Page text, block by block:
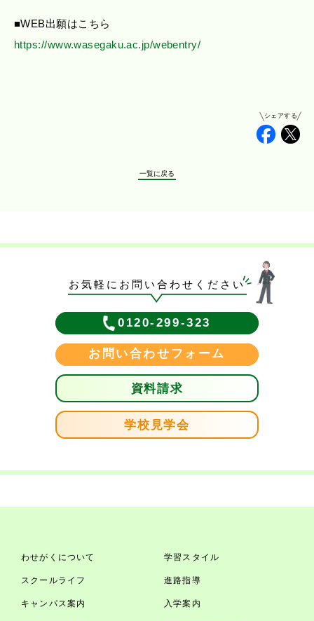
■WEB出願はこちら
https://www.wasegaku.ac.jp/webentry/
シェアする
一覧に戻る
お気軽にお問い合わせください
0120-299-323
お問い合わせフォーム
資料請求
学校見学会
わせがくについて 学習スタイル
スクールライフ 進路指導
キャンパス案内 入学案内